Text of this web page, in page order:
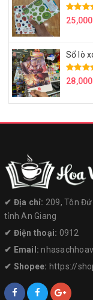
Sổ lò
✔︎ Địa chỉ: 209, Tôn
tỉnh An Giang
✔︎ Điện thoại: 0912
✔︎ Email:
✔︎ Shopee: https://